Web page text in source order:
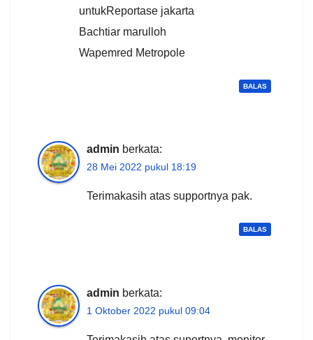
untukReportase jakarta
Bachtiar marulloh
Wapemred Metropole
BALAS
admin berkata:
28 Mei 2022 pukul 18:19
Terimakasih atas supportnya pak.
BALAS
admin berkata:
1 Oktober 2022 pukul 09:04